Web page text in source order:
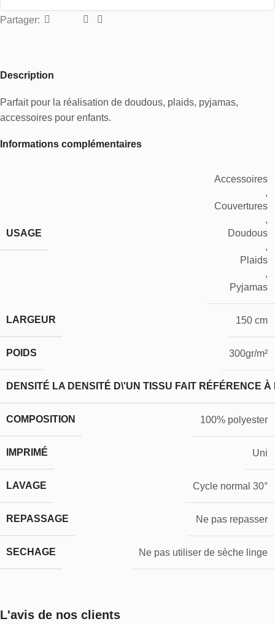
Partager:
Description
Parfait pour la réalisation de doudous, plaids, pyjamas,
accessoires pour enfants.
Informations complémentaires
USAGE
Accessoires
,
Couvertures
,
Doudous
,
Plaids
,
Pyjamas
LARGEUR 150 cm
POIDS 300gr/m²
DENSITÉ LA DENSITÉ D\'UN TISSU FAIT RÉFÉRENCE
COMPOSITION 100% polyester
IMPRIMÉ Uni
LAVAGE Cycle normal 30°
REPASSAGE Ne pas repasser
SECHAGE Ne pas utiliser de sèche linge
L'avis de nos clients